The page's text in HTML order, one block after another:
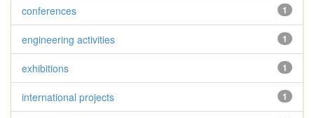
1
conferences
1
engineering activities
1
exhibitions
1
international projects